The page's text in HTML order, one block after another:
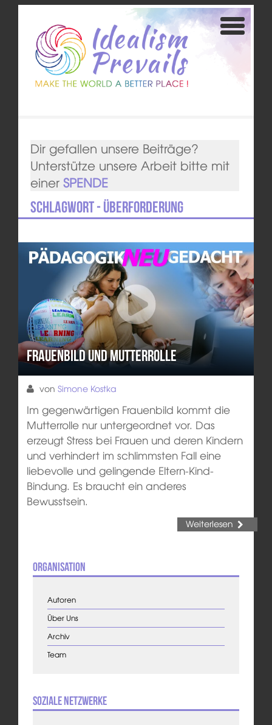
Dir gefallen unsere Beiträge?
Unterstütze unsere Arbeit bitte mit
einer SPENDE
Schlagwort - Überforderung
Frauenbild und Mutterrolle
von Simone Kostka
Im gegenwärtigen Frauenbild kommt die
Mutterrolle nur untergeordnet vor. Das
erzeugt Stress bei Frauen und deren Kindern
und verhindert im schlimmsten Fall eine
liebevolle und gelingende Eltern-Kind-
Bindung. Es braucht ein anderes
Bewusstsein.
Weiterlesen
Organisation
Autoren
Über Uns
Archiv
Team
Soziale Netzwerke